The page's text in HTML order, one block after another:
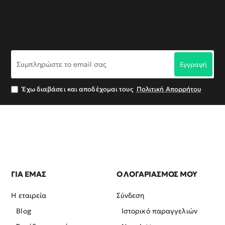
το
σας
Εγγραφή
Έχω διαβάσει και αποδέχομαι τους Πολιτική Απορρήτου
ΓΙΑ ΕΜΑΣ
Η εταιρεία
Blog
Ο ΛΟΓΑΡΙΑΣΜΟΣ ΜΟΥ
Σύνδεση
Ιστορικό παραγγελιών